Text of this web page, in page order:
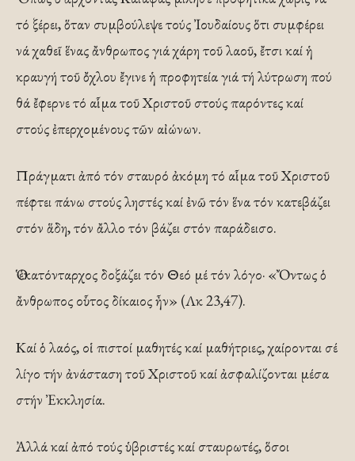
τό ξέρει, ὅταν συμβούλεψε τούς Ἰουδαίους ὅτι συμφέρει
νά χαθεῖ ἕνας ἄνθρωπος γιά χάρη τοῦ λαοῦ, ἔτσι καί ἡ
κραυγή τοῦ ὄχλου ἔγινε ἡ προφητεία γιά τή λύτρωση πού
θά ἔφερνε τό αἷμα τοῦ Χριστοῦ στούς παρόντες καί
στούς ἐπερχομένους τῶν αἰώνων.
Πράγματι ἀπό τόν σταυρό ἀκόμη τό αἷμα τοῦ Χριστοῦ
πέφτει πάνω στούς ληστές καί ἐνῶ τόν ἕνα τόν κατεβάζει
στόν ἅδη, τόν ἄλλο τόν βάζει στόν παράδεισο.
Ὁ ἑκατόνταρχος δοξάζει τόν Θεό μέ τόν λόγο· «Ὄντως ὁ
ἄνθρωπος οὗτος δίκαιος ἦν» (Λκ 23,47).
Καί ὁ λαός, οἱ πιστοί μαθητές καί μαθήτριες, χαίρονται σέ
λίγο τήν ἀνάσταση τοῦ Χριστοῦ καί ἀσφαλίζονται μέσα
στήν Ἐκκλησία.
Ἀλλά καί ἀπό τούς ὑβριστές καί σταυρωτές, ὅσοι